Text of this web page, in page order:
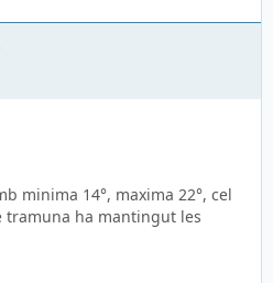
minima 14°, maxima 22°, cel
tramuna ha mantingut les